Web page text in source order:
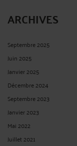
ARCHIVES
Septembre 2025
Juin 2025
Janvier 2025
Décembre 2024
Septembre 2023
Janvier 2023
Mai 2022
Juillet 2021